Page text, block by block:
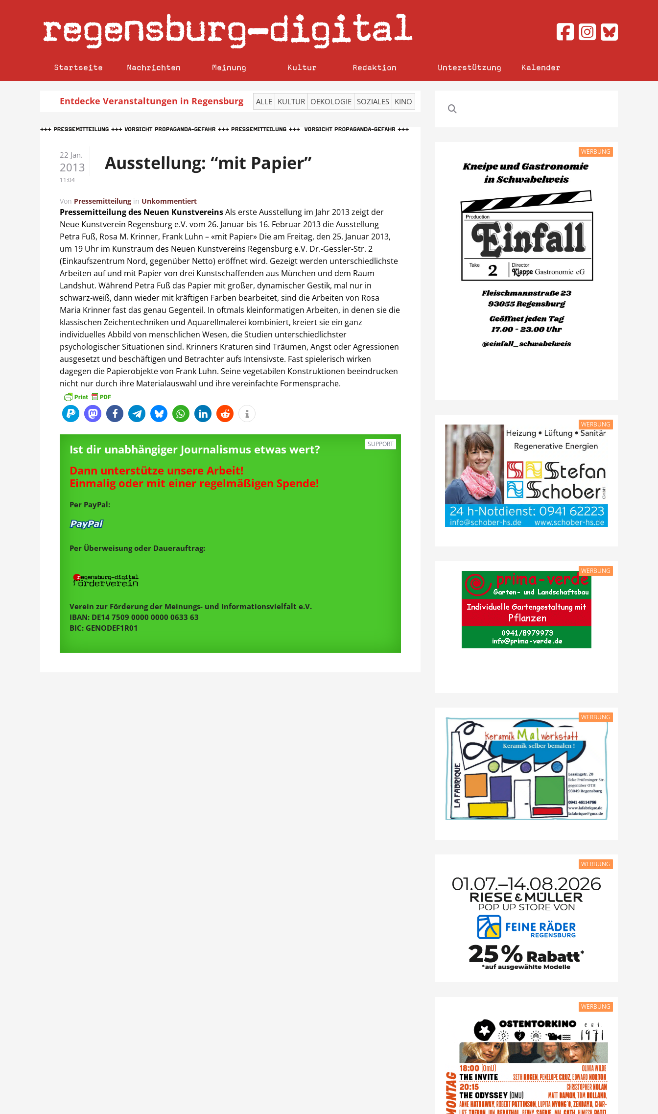
regensburg–digital
Startseite Nachrichten Meinung Kultur Redaktion Unterstützung Kalender
Entdecke Veranstaltungen in Regensburg ALLE KULTUR OEKOLOGIE SOZIALES KINO
22 Jan.
2013
11:04
Ausstellung: “mit Papier”
Von Pressemitteilung in Unkommentiert
Pressemitteilung des Neuen KunstvereinsAls erste Ausstellung im Jahr 2013 zeigt der
Neue Kunstverein Regensburg e.V. vom 26. Januar bis 16. Februar 2013 die Ausstellung
Petra Fuß, Rosa M. Krinner, Frank Luhn – «mit Papier» Die am Freitag, den 25. Januar 2013,
um 19 Uhr im Kunstraum des Neuen Kunstvereins Regensburg e.V. Dr.-Gessler-Str. 2
(Einkaufszentrum Nord, gegenüber Netto) eröffnet wird. Gezeigt werden unterschiedlichste
Arbeiten auf und mit Papier von drei Kunstschaffenden aus München und dem Raum
Landshut. Während Petra Fuß das Papier mit großer, dynamischer Gestik, mal nur in
schwarz-weiß, dann wieder mit kräftigen Farben bearbeitet, sind die Arbeiten von Rosa
Maria Krinner fast das genau Gegenteil. In oftmals kleinformatigen Arbeiten, in denen sie die
klassischen Zeichentechniken und Aquarellmalerei kombiniert, kreiert sie ein ganz
individuelles Abbild von menschlichen Wesen, die Studien unterschiedlichster
psychologischer Situationen sind. Krinners Kraturen sind Träumen, Angst oder Agressionen
ausgesetzt und beschäftigen und Betrachter aufs Intensivste. Fast spielerisch wirken
dagegen die Papierobjekte von Frank Luhn. Seine vegetabilen Konstruktionen beeindrucken
nicht nur durch ihre Materialauswahl und ihre vereinfachte Formensprache.
SUPPORT
Ist dir unabhängiger Journalismus etwas wert?
Dann unterstütze unsere Arbeit!
Einmalig oder mit einer regelmäßigen Spende!
Per PayPal:
Per Überweisung oder Dauerauftrag:
Verein zur Förderung der Meinungs- und Informationsvielfalt e.V.
IBAN: DE14 7509 0000 0000 0633 63
BIC: GENODEF1R01
WERBUNG
WERBUNG
WERBUNG
WERBUNG
WERBUNG
WERBUNG